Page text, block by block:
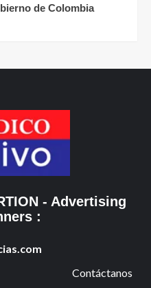
de Colombia
- Advertising
:
Contáctanos